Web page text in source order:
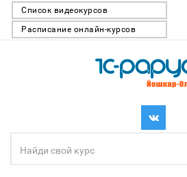
Список видеокурсов
Расписание онлайн-курсов